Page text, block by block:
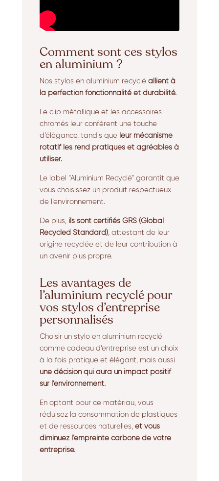
Comment sont ces stylos
en aluminium ?
Nos stylos en aluminium recyclé allient à
la perfection fonctionnalité et durabilité.
Le clip métallique et les accessoires
chromés leur confèrent une touche
d’élégance, tandis que leur mécanisme
rotatif les rend pratiques et agréables à
utiliser.
Le label “Aluminium Recyclé” garantit que
vous choisissez un produit respectueux
de l’environnement.
De plus, ils sont certifiés GRS (Global
Recycled Standard), attestant de leur
origine recyclée et de leur contribution à
un avenir plus propre.
Les avantages de
l’aluminium recyclé pour
vos stylos d’entreprise
personnalisés
Choisir un stylo en aluminium recyclé
comme cadeau d’entreprise est un choix
à la fois pratique et élégant, mais aussi
une décision qui aura un impact positif
sur l’environnement.
En optant pour ce matériau, vous
réduisez la consommation de plastiques
et de ressources naturelles, et vous
diminuez l’empreinte carbone de votre
entreprise.